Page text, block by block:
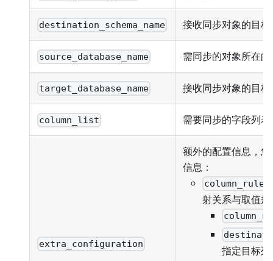
destination_schema_name 接收同步对象的目
source_database_name 需同步的对象所在
target_database_name 接收同步对象的目
column_list 需要同步的字段列表
extra_configuration
额外的配置信息，
信息：
column_rules
射关系与取值
指定目标